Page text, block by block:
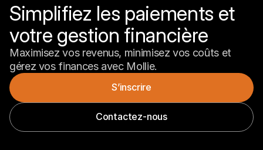
Simplifiez les paiements et
votre gestion financière
Maximisez vos revenus, minimisez vos coûts et
gérez vos finances avec Mollie.
S’inscrire
Contactez-nous